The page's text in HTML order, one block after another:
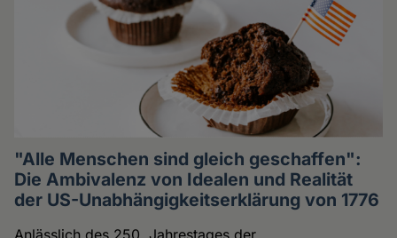
"Alle Menschen sind gleich geschaffen":
Die Ambivalenz von Idealen und Realität
der US-Unabhängigkeitserklärung von 1776